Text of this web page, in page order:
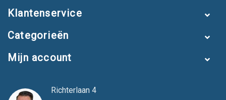
Klantenservice
Categorieën
Mijn account
Richterlaan 4